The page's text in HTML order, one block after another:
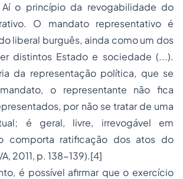
Aí o princípio da revogabilidade do
O mandato representativo é
liberal burguês, ainda como um dos
distintos Estado e sociedade (...).
da representação política, que se
o representante não fica
por não se tratar de uma
é geral, livre, irrevogável em
comporta ratificação dos atos do
2011, p. 138-139).[4]
é possível afirmar que o exercício